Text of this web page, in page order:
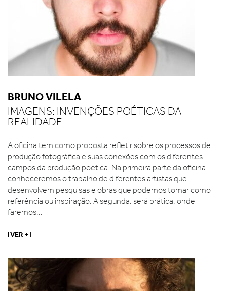
BRUNO VILELA
IMAGENS: INVENÇÕES POÉTICAS DA
REALIDADE
A oficina tem como proposta refletir sobre os processos de
produção fotográfica e suas conexões com os diferentes
campos da produção poética. Na primeira parte da oficina
conheceremos o trabalho de diferentes artistas que
desenvolvem pesquisas e obras que podemos tomar como
referência ou inspiração. A segunda, será prática, onde
faremos...
[VER +]